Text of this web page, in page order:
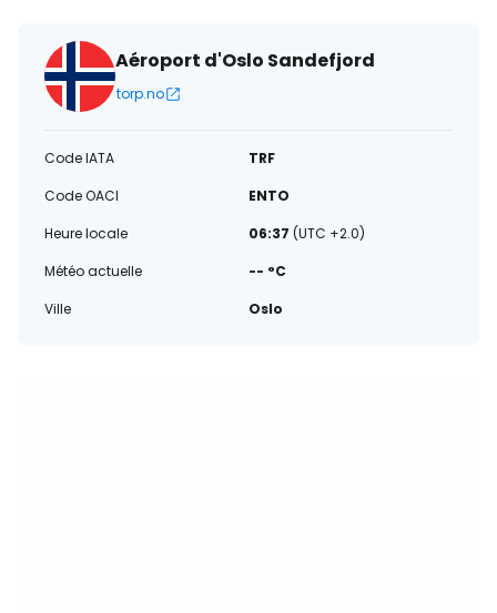
Aéroport d'Oslo Sandefjord
torp.no
Code IATA
TRF
Code OACI
ENTO
Heure locale
06:37 (UTC +2.0)
Météo actuelle
-- °C
Ville
Oslo